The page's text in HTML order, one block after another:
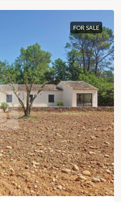
FOR SALE